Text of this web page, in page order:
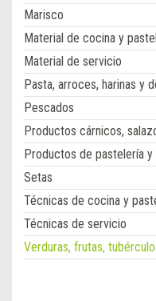
Marisco
Material de cocina y
Material de servicio
Pasta, arroces, harinas y
Pescados
Productos cárnicos,
Productos de pastelería y
Setas
Técnicas de cocina y
Técnicas de servicio
Verduras, frutas,